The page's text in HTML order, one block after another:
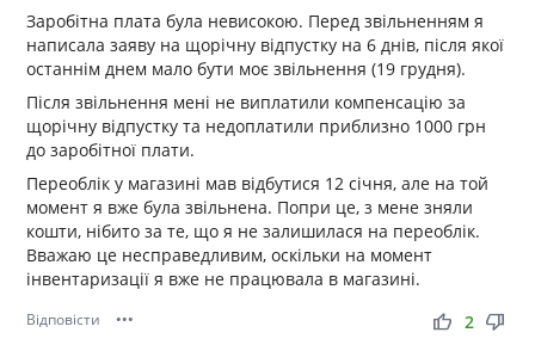
Заробітна плата була невисокою. Перед звільненням я
написала заяву на щорічну відпустку на 6 днів, після якої
останнім днем мало бути моє звільнення (19 грудня).
Після звільнення мені не виплатили компенсацію за
щорічну відпустку та недоплатили приблизно 1000 грн
до заробітної плати.
Переоблік у магазині мав відбутися 12 січня, але на той
момент я вже була звільнена. Попри це, з мене зняли
кошти, нібито за те, що я не залишилася на переоблік.
Вважаю це несправедливим, оскільки на момент
інвентаризації я вже не працювала в магазині.
Відповісти ••• thumb_up thumb_down
2